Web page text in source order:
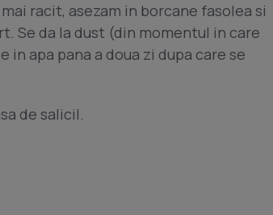
racit, asezam in borcane fasolea si
Se da la dust (din momentul in care
in apa pana a doua zi dupa care se
de salicil.